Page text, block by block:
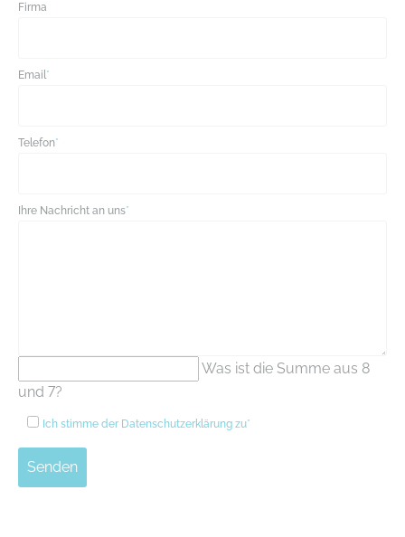
Firma
Email*
Telefon*
Ihre Nachricht an uns*
Was ist die Summe aus 8
und 7?
Ich stimme der Datenschutzerklärung zu*
Senden